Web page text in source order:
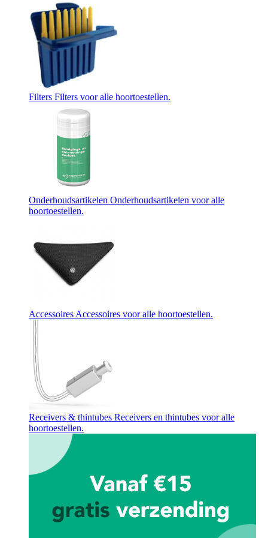
Filters Filters voor alle hoortoestellen.
Onderhoudsartikelen Onderhoudsartikelen voor alle
hoortoestellen.
AccessoiresAccessoires voor alle hoortoestellen.
Receivers & thintubes Receivers en thintubes voor alle
hoortoestellen.